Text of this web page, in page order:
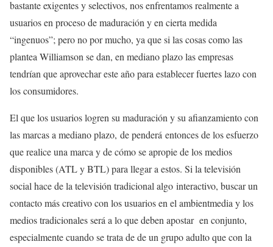
bastante exigentes y selectivos, nos enfrentamos realmente a
usuarios en proceso de maduración y en cierta medida
“ingenuos”; pero no por mucho, ya que si las cosas como las
plantea Williamson se dan, en mediano plazo las empresas
tendrían que aprovechar este año para establecer fuertes lazo con
los consumidores.
El que los usuarios logren su maduración y su afianzamiento con
las marcas a mediano plazo, de penderá entonces de los esfuerzo
que realice una marca y de cómo se apropie de los medios
disponibles (ATL y BTL) para llegar a estos. Si la televisión
social hace de la televisión tradicional algo interactivo, buscar un
contacto más creativo con los usuarios en el ambientmedia y los
medios tradicionales será a lo que deben apostar en conjunto,
especialmente cuando se trata de de un grupo adulto que con la